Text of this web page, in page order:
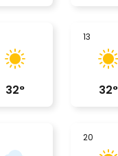
32°
13
32°
20